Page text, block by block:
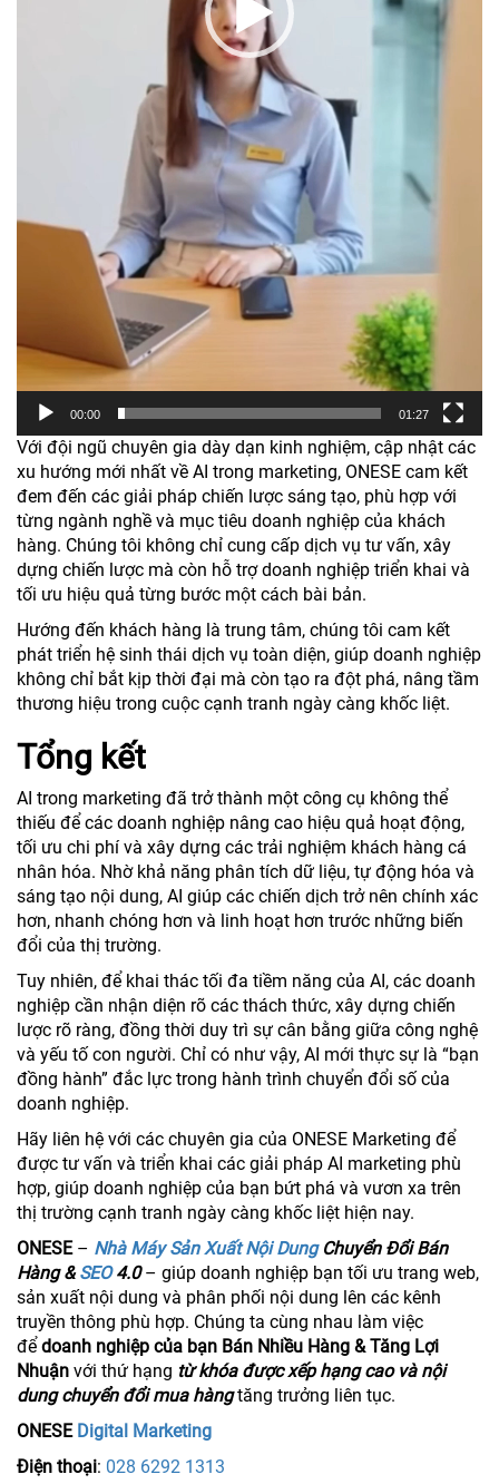
00:00 01:27
Với đội ngũ chuyên gia dày dạn kinh nghiệm, cập nhật các
xu hướng mới nhất về AI trong marketing, ONESE cam kết
đem đến các giải pháp chiến lược sáng tạo, phù hợp với
từng ngành nghề và mục tiêu doanh nghiệp của khách
hàng. Chúng tôi không chỉ cung cấp dịch vụ tư vấn, xây
dựng chiến lược mà còn hỗ trợ doanh nghiệp triển khai và
tối ưu hiệu quả từng bước một cách bài bản.
Hướng đến khách hàng là trung tâm, chúng tôi cam kết
phát triển hệ sinh thái dịch vụ toàn diện, giúp doanh nghiệp
không chỉ bắt kịp thời đại mà còn tạo ra đột phá, nâng tầm
thương hiệu trong cuộc cạnh tranh ngày càng khốc liệt.
Tổng kết
AI trong marketing đã trở thành một công cụ không thể
thiếu để các doanh nghiệp nâng cao hiệu quả hoạt động,
tối ưu chi phí và xây dựng các trải nghiệm khách hàng cá
nhân hóa. Nhờ khả năng phân tích dữ liệu, tự động hóa và
sáng tạo nội dung, AI giúp các chiến dịch trở nên chính xác
hơn, nhanh chóng hơn và linh hoạt hơn trước những biến
đổi của thị trường.
Tuy nhiên, để khai thác tối đa tiềm năng của AI, các doanh
nghiệp cần nhận diện rõ các thách thức, xây dựng chiến
lược rõ ràng, đồng thời duy trì sự cân bằng giữa công nghệ
và yếu tố con người. Chỉ có như vậy, AI mới thực sự là “bạn
đồng hành” đắc lực trong hành trình chuyển đổi số của
doanh nghiệp.
Hãy liên hệ với các chuyên gia của ONESE Marketing để
được tư vấn và triển khai các giải pháp AI marketing phù
hợp, giúp doanh nghiệp của bạn bứt phá và vươn xa trên
thị trường cạnh tranh ngày càng khốc liệt hiện nay.
ONESE– Nhà Máy Sản Xuất Nội DungChuyển Đổi Bán
Hàng &SEO4.0– giúp doanh nghiệp bạn tối ưu trang web,
sản xuất nội dung và phân phối nội dung lên các kênh
truyền thông phù hợp. Chúng ta cùng nhau làm việc
để doanh nghiệp của bạn Bán Nhiều Hàng & Tăng Lợi
Nhuận với thứ hạng từ khóa được xếp hạng cao và nội
dung chuyển đổi mua hàngtăng trưởng liên tục.
ONESE Digital Marketing
Điện thoại: 028 6292 1313